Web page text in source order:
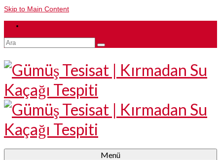
Skip to Main Content
Şunu
Menü